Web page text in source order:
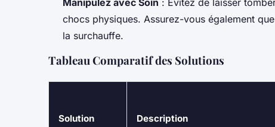
chocs physiques. Assurez-vous également
la surchauffe.
Tableau Comparatif des Solutions
Solution Description